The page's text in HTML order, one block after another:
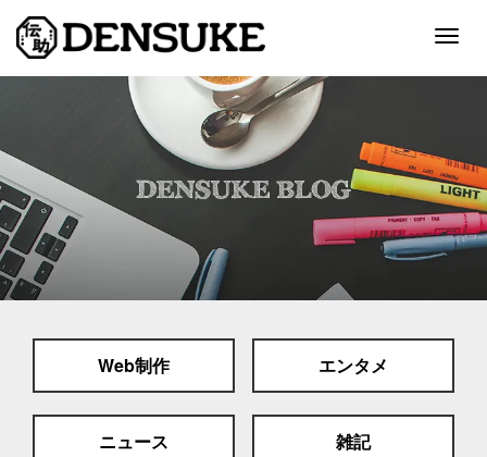
制作実績
会社案内
スタッフブログ
Web制作 エンタメ
ニュース 雑記